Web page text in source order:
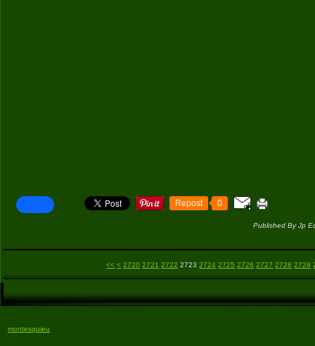
Repost 0
Published By Jp
<< < 2700
2710
2720 2721 2722 2723 2724 2725 2726 2727 2728 2729
montesquieu